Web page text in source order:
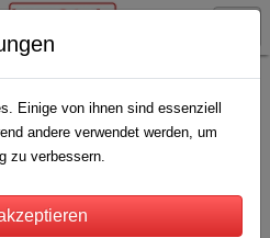
(12)
Einige von ihnen sind essenziell
andere verwendet werden, um
zu verbessern.